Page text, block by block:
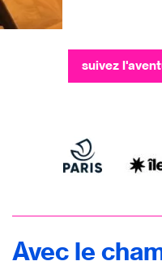
suivez
Avec le